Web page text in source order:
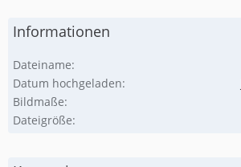
Informationen
Dateiname
Datum hochgeladen
Bildmaße
Dateigröße